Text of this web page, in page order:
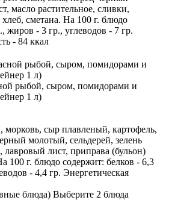
масло растительное, сливки,
сметана. На 100 г. блюдо
жиров - 3 гр., углеводов - 7 гр.
- 84 ккал
рыбой, сыром, помидорами и
1 л)
морковь, сыр плавленый, картофель,
молотый, сельдерей, зелень
лавровый лист, приправа (бульон)
100 г. блюдо содержит: белков - 6,3
- 4,4 гр. Энергетическая
блюда) Выберите 2 блюда